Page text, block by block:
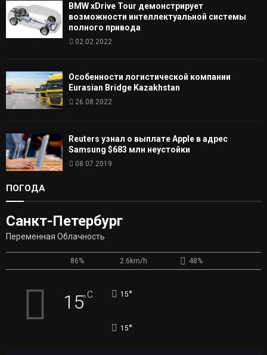
BMW xDrive Tour демонстрирует
возможности интеллектуальной системы
полного привода
02.02.2022
Особенности логистической компании
Eurasian Bridge Kazakhstan
26.08.2022
Reuters узнал о выплате Apple в адрес
Samsung $683 млн неустойки
08.07.2019
ПОГОДА
Санкт-Петербург
Переменная Облачность
86% 2.6km/h 48%
15°C 15°
15°